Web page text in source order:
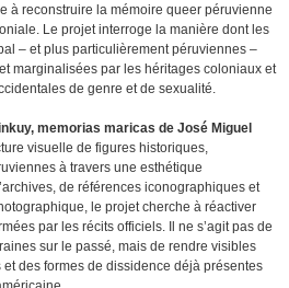
à reconstruire la mémoire queer péruvienne
Le projet interroge la manière dont les
– et plus particulièrement péruviennes –
marginalisées par les héritages coloniaux et
de genre et de sexualité.
memorias maricas de José Miguel
visuelle de figures historiques,
à travers une esthétique
de références iconographiques et
le projet cherche à réactiver
par les récits officiels. Il ne s’agit pas de
sur le passé, mais de rendre visibles
des formes de dissidence déjà présentes